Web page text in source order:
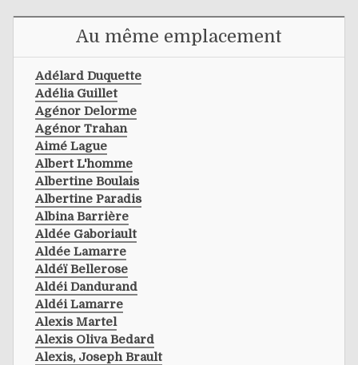
Au même emplacement
Adélard Duquette
Adélia Guillet
Agénor Delorme
Agénor Trahan
Aimé Lague
Albert L'homme
Albertine Boulais
Albertine Paradis
Albina Barrière
Aldée Gaboriault
Aldée Lamarre
Aldéï Bellerose
Aldéi Dandurand
Aldéi Lamarre
Alexis Martel
Alexis Oliva Bedard
Alexis, Joseph Brault